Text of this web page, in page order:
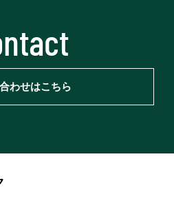
わせはこちら